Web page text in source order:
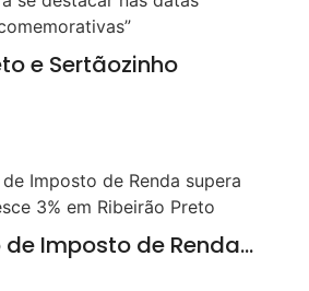
e Sertãozinho
Imposto de Renda…